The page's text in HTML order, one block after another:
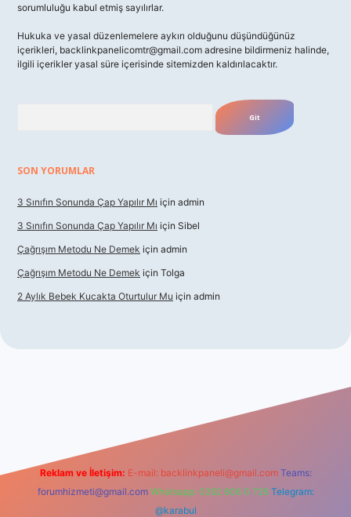
sorumluluğu kabul etmiş sayılırlar.
Hukuka ve yasal düzenlemelere aykırı olduğunu düşündüğünüz
içerikleri, backlinkpanelicomtr@gmail.com adresine bildirmeniz halinde,
ilgili içerikler yasal süre içerisinde sitemizden kaldırılacaktır.
SON YORUMLAR
3 Sınıfın Sonunda Çap Yapılır Mı için admin
3 Sınıfın Sonunda Çap Yapılır Mı için Sibel
Çağrışım Metodu Ne Demek için admin
Çağrışım Metodu Ne Demek için Tolga
2 Aylık Bebek Kucakta Oturtulur Mu için admin
Reklam ve İletişim: E-mail: backlinkpaneli@gmail.com Teams:
forumhizmeti@gmail.com Whatsapp: 0262 606 0 726 Telegram:
@karabul